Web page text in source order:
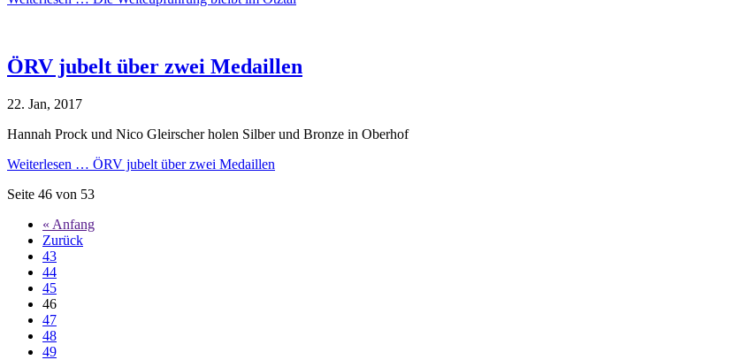
ÖRV jubelt über zwei Medaillen
22. Jan, 2017
Hannah Prock und Nico Gleirscher holen Silber und Bronze in Oberhof
Weiterlesen … ÖRV jubelt über zwei Medaillen
Seite 46 von 53
« Anfang
Zurück
43
44
45
46
47
48
49